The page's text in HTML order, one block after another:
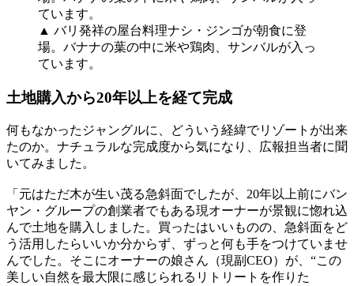
▲ バリ発祥の屋台料理ナシ・ジンゴが朝食に登
場。バナナの葉の中に米や鶏肉、サンバルが入っ
ています。
土地購入から20年以上を経て完成
何もなかったジャングルに、どういう経緯でリゾートが出来
たのか。ナチュラルな完成度から気になり、広報担当者に聞
いてみました。
「元はただ木が生い茂る急斜面でしたが、20年以上前にバン
ヤン・グループの創業者でもある現オーナーが景観に惚れ込
んで土地を購入しました。買ったはいいものの、急斜面をど
う活用したらいいか分からず、ずっと何も手をつけていませ
んでした。そこにオーナーの娘さん（現副CEO）が、“この
美しい自然を最大限に感じられるリトリートを作りた